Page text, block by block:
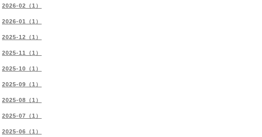
2026-02（1）
2026-01（1）
2025-12（1）
2025-11（1）
2025-10（1）
2025-09（1）
2025-08（1）
2025-07（1）
2025-06（1）